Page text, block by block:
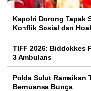
Kapolri Dorong Tapak
Konflik Sosial dan
TIFF 2026: Biddokkes
3 Ambulans
Polda Sulut Ramaikan
Bernuansa Bunga